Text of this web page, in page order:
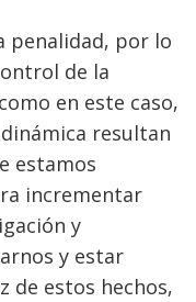
penalidad, por lo
de la
en este caso,
resultan
estamos
incrementar
y
y estar
de estos hechos,